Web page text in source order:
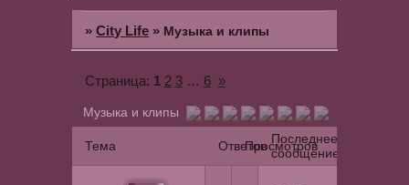
»City Life » Музыка и клипы
Музыка и клипы
Страница: 1 2 3 … 6 »
Тема ОтветовПросмотров
Последнее
сообщение